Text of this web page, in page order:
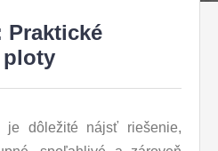
Praktické
ploty
je dôležité nájsť riešenie,